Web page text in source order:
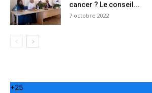
cancer ? Le conseil...
7 octobre 2022
+25